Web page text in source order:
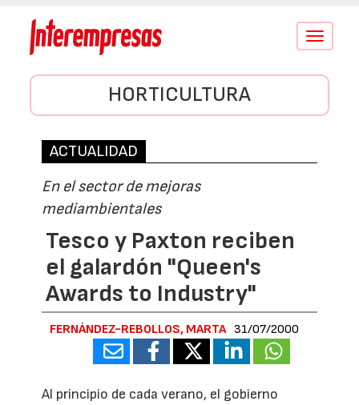
Conmutar
HORTICULTURA
ACTUALIDAD
En el sector de mejoras
mediambientales
Tesco y Paxton reciben
el galardón "Queen's
Awards to Industry"
FERNÁNDEZ-REBOLLOS, MARTA 31/07/2000
Al principio de cada verano, el gobierno